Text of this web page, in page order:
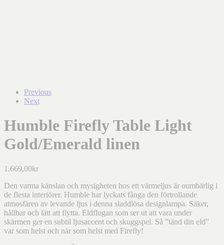
Previous
Next
Humble Firefly Table Light
Gold/Emerald linen
1.669,00kr
Den varma känslan och mysigheten hos ett värmeljus är oumbärlig i
de flesta interiörer. Humble har lyckats fånga den förtrollande
atmosfären av levande ljus i denna sladdlösa designlampa. Säker,
hållbar och lätt att flytta. Eldflugan som ser ut att vara under
skärmen ger en subtil ljusaccent och skuggspel. Så ”tänd din eld”
var som helst och när som helst med Firefly!